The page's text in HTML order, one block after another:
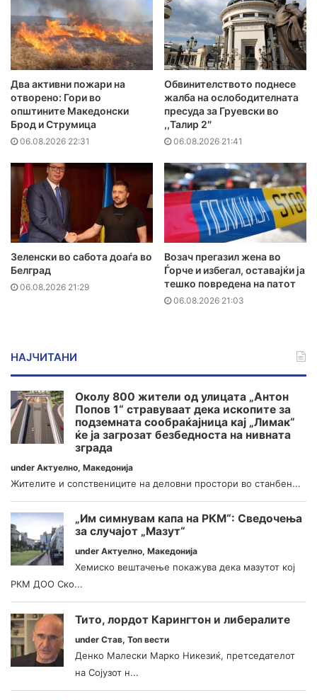
Два активни пожари на
отворено: Гори во
општините Македонски
Брод и Струмица
06.08.2026 22:31
Обвинителството поднесе
жалба на ослободителната
пресуда за Груевски во
,,Талир 2″
06.08.2026 21:41
Зеленски во сабота доаѓа во
Белград
06.08.2026 21:29
Возач прегазил жена во
Ѓорче и избегал, оставајќи ја
тешко повредена на патот
06.08.2026 21:03
НАЈЧИТАНИ
Околу 800 жители од улицата „Антон
Попов 1“ стравуваат дека ископите за
подземната сообраќајница кај „Лимак“
ќе ја загрозат безбедноста на нивната
зграда
under Актуелно, Македонија
Жителите и сопствениците на деловни простори во станбен...
„Им симнувам капа на РКМ“: Сведочења
за случајот „Мазут“
under Актуелно, Македонија
Хемиско вештачење покажува дека мазутот кој
РКМ ДОО Ско...
Тито, лордот Карингтон и либералите
under Став, Топ вести
Денко Малески Марко Никезиќ, претседателот
на Сојузот н...